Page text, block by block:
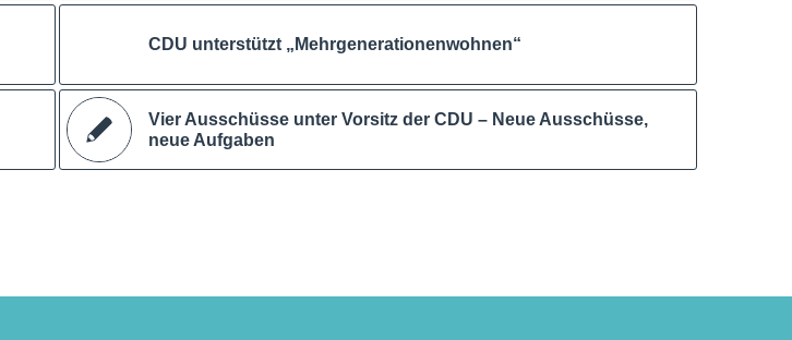
CDU unterstützt „Mehrgenerationenwohnen“
Vier Ausschüsse unter Vorsitz der CDU – Neue Ausschüsse,
neue Aufgaben